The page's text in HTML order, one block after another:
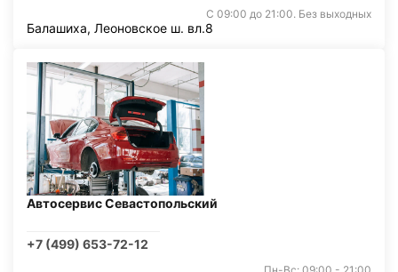
С 09:00 до 21:00. Без выходных
Балашиха, Леоновское ш. вл.8
Автосервис Севастопольский
+7 (499) 653-72-12